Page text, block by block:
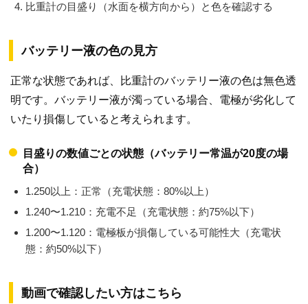
比重計の目盛り（水面を横方向から）と色を確認する
バッテリー液の色の見方
正常な状態であれば、比重計のバッテリー液の色は無色透
明です。バッテリー液が濁っている場合、電極が劣化して
いたり損傷していると考えられます。
目盛りの数値ごとの状態（バッテリー常温が20度の場
合）
1.250以上：正常（充電状態：80%以上）
1.240〜1.210：充電不足（充電状態：約75%以下）
1.200〜1.120：電極板が損傷している可能性大（充電状
態：約50%以下）
動画で確認したい方はこちら